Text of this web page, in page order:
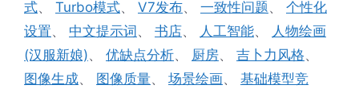
式、 Turbo模式、 V7发布、 一致性问题、 个性化
设置、 中文提示词、 书店、 人工智能、
人物绘画
(汉服新娘)、 优缺点分析、 厨房、 吉卜力风格、
图像生成、 图像质量、 场景绘画、 基础模型竞